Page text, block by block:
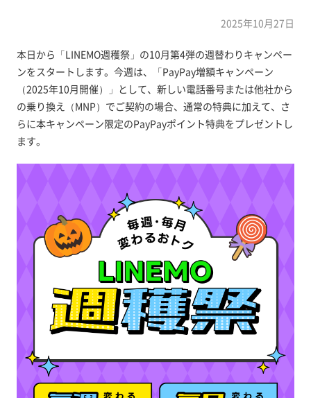
2025年10月27日
本日から「LINEMO週穫祭」の10月第4弾の週替わりキャンペー
ンをスタートします。今週は、「PayPay増額キャンペーン
（2025年10月開催）」として、新しい電話番号または他社から
の乗り換え（MNP）でご契約の場合、通常の特典に加えて、さ
らに本キャンペーン限定のPayPayポイント特典をプレゼントし
ます。